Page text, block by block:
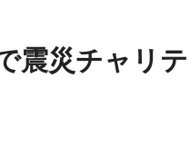
震災チャリ